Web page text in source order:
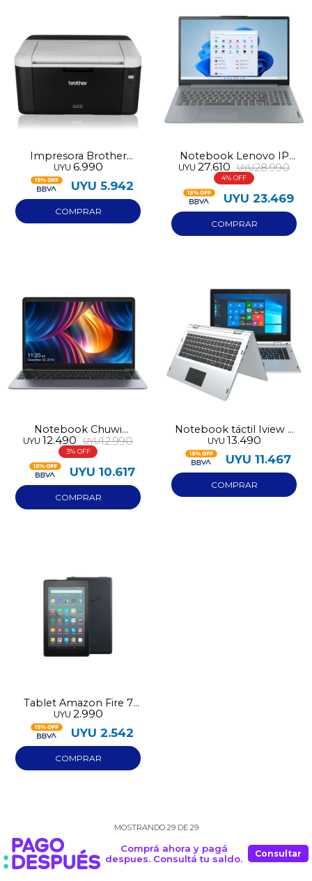
Impresora Brother
Laser 1212W
UYU 6.990
UYU 5.942
Notebook Lenovo IP
SLIM 3 15AMN8 Ryzen 3
256GB
UYU 27.610 UYU28.990
4
UYU 23.469
Notebook Chuwi
Herobook Pro N4020
256GB
UYU 12.490 UYU12.990
3
UYU 10.617
Notebook táctil Iview 2
en 1 128GB 8GB RAM
UYU 13.490
UYU 11.467
Tablet Amazon Fire 7
16GB
UYU 2.990
UYU 2.542
MOSTRANDO 29DE 29
Comprá ahora y pagá
despues. Consultá tu saldo.
Consultar